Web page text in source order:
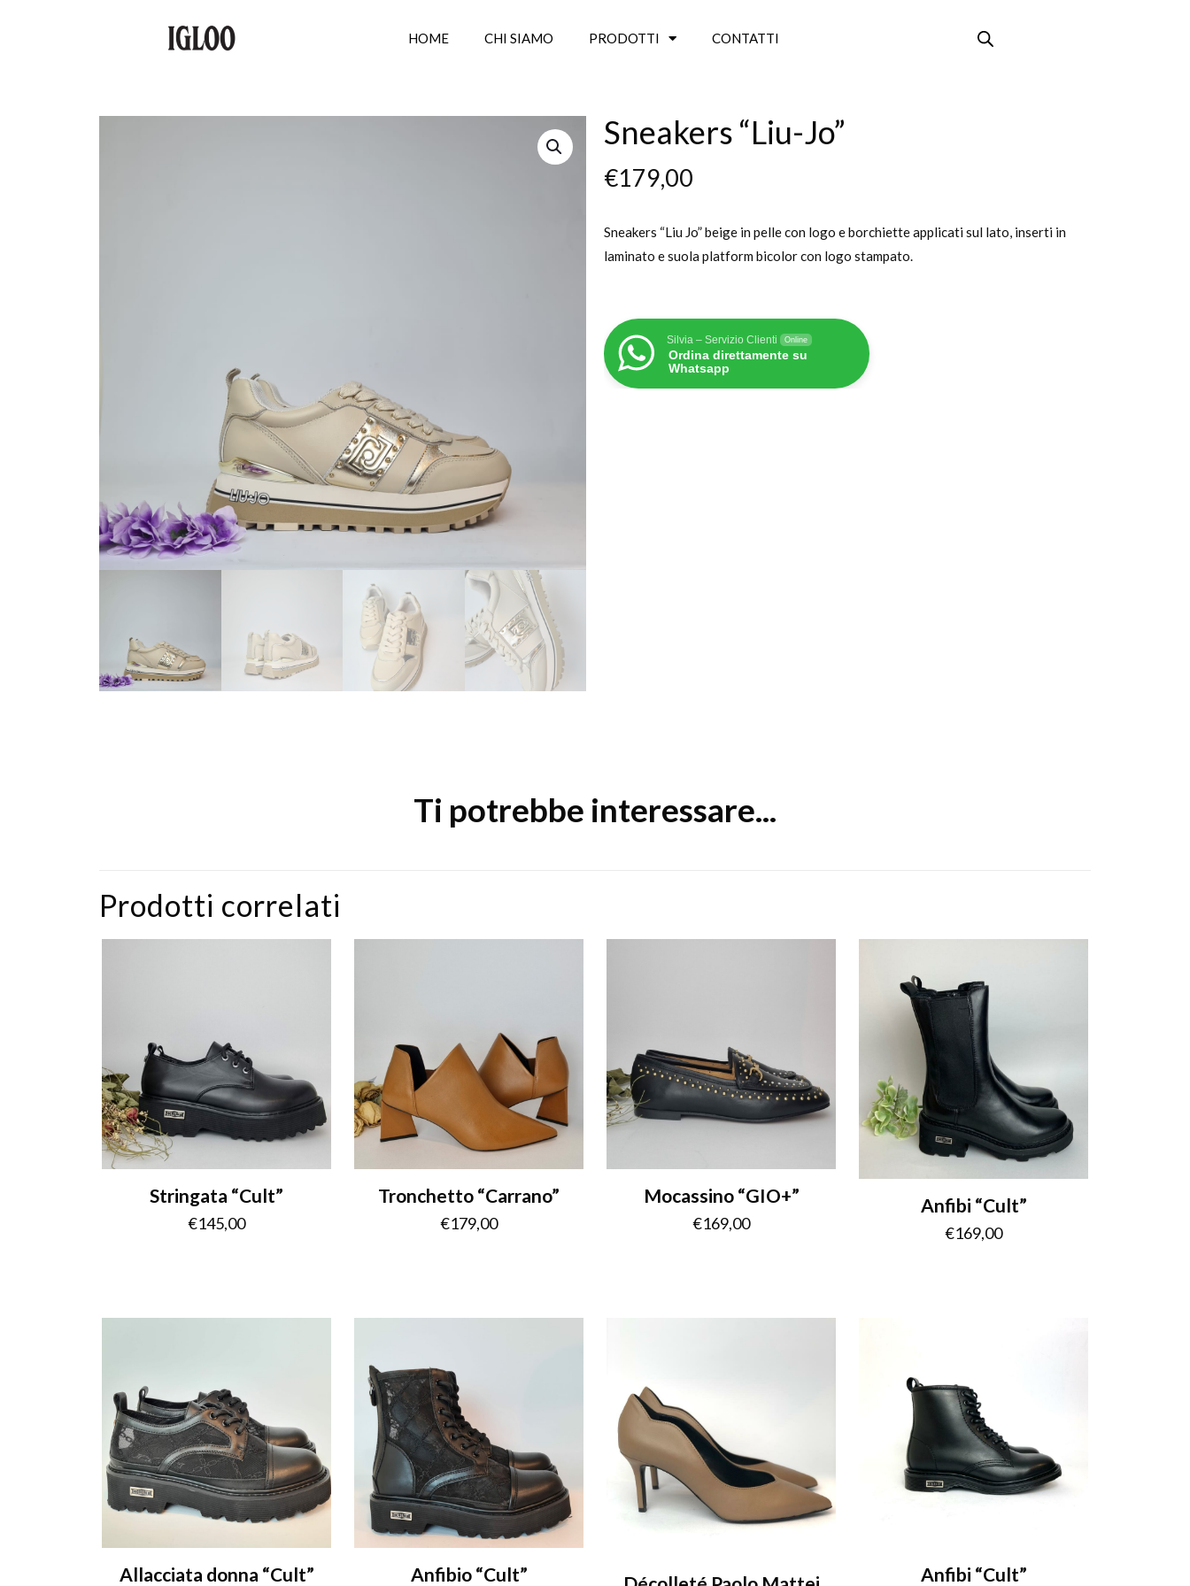
HOME CHI SIAMO PRODOTTI CONTATTI
Sneakers “Liu-Jo”
€179,00
Sneakers “Liu Jo” beige in pelle con logo e borchiette applicati sul lato, inserti in
laminato e suola platform bicolor con logo stampato.
Silvia – Servizio Clienti Online
Ordina direttamente su
Whatsapp
Ti potrebbe interessare...
Prodotti correlati
Stringata “Cult”
€145,00
Tronchetto “Carrano”
€179,00
Mocassino “GIO+”
€169,00
Anfibi “Cult”
€169,00
Allacciata donna “Cult” Anfibio “Cult” Anfibi “Cult”